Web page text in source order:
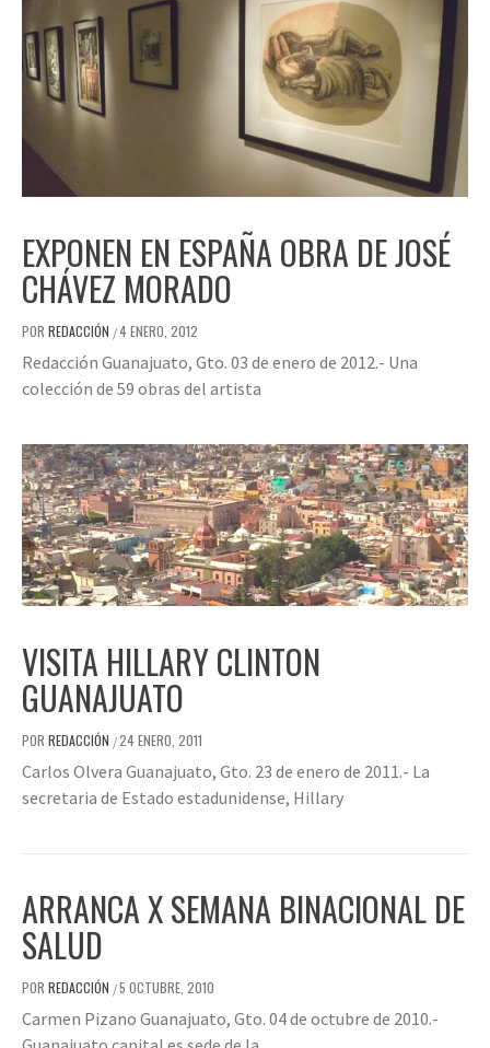
EXPONEN EN ESPAÑA OBRA DE JOSÉ
CHÁVEZ MORADO
POR REDACCIÓN /4 ENERO, 2012
Redacción Guanajuato, Gto. 03 de enero de 2012.- Una
colección de 59 obras del artista
VISITA HILLARY CLINTON
GUANAJUATO
POR REDACCIÓN /24 ENERO, 2011
Carlos Olvera Guanajuato, Gto. 23 de enero de 2011.- La
secretaria de Estado estadunidense, Hillary
ARRANCA X SEMANA BINACIONAL DE
SALUD
POR REDACCIÓN /5 OCTUBRE, 2010
Carmen Pizano Guanajuato, Gto. 04 de octubre de 2010.-